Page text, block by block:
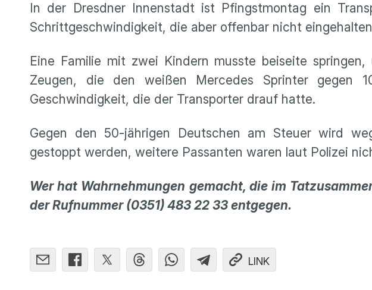
In der Dresdner Innenstadt ist Pfingstmontag ein
Schrittgeschwindigkeit, die aber offenbar nicht
Eine Familie mit zwei Kindern musste beiseite
Zeugen, die den weißen Mercedes Sprinter gegen
Geschwindigkeit, die der Transporter drauf hatte.
Gegen den 50-jährigen Deutschen am Steuer wird
gestoppt werden, weitere Passanten waren laut Polizei
Wer hat Wahrnehmungen gemacht, die im
der Rufnummer (0351) 483 22 33 entgegen.
LINK